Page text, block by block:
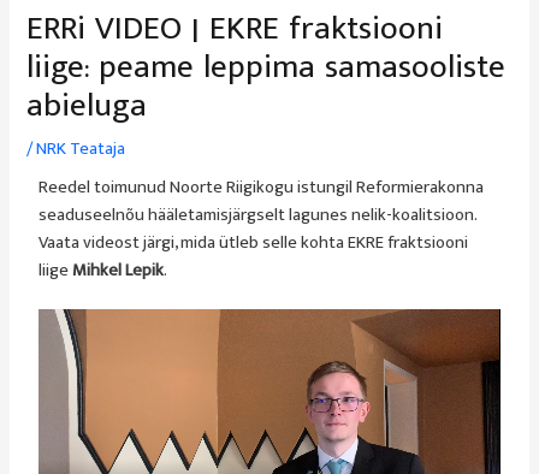
ERRi VIDEO | EKRE fraktsiooni
liige: peame leppima samasooliste
abieluga
/NRK Teataja
Reedel toimunud Noorte Riigikogu istungil Reformierakonna
seaduseelnõu hääletamisjärgselt lagunes nelik-koalitsioon.
Vaata videost järgi, mida ütleb selle kohta EKRE fraktsiooni
liigeMihkel Lepik.